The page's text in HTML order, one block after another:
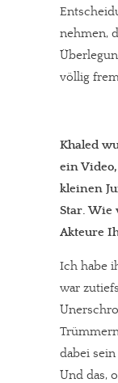
nehmen,
völlig
Khaled
ein
kleinen
Star. Wie
Akteure
Ich habe
war
dabei sein
Und das,